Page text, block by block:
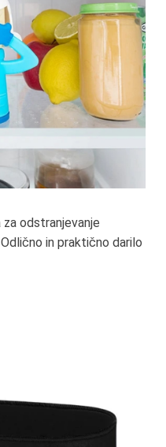
odstranjevanje
in praktično darilo